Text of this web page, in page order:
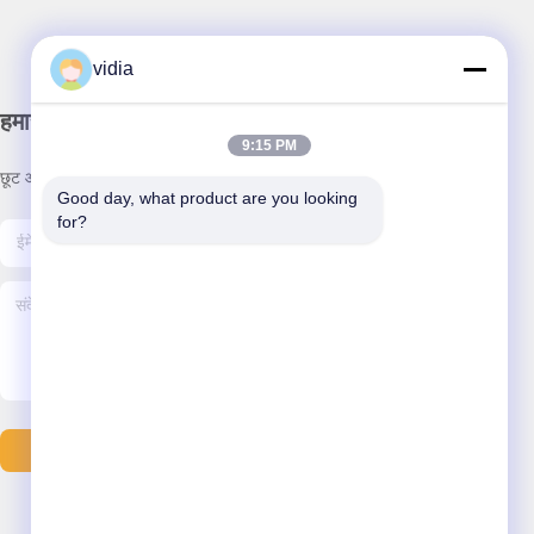
हमारा समाचार पत्र
छूट और अधिक के लिए हमारे न्यूज़लेटर की सदस्यता लें।
vidia
9:15 PM
Good day, what product are you looking
for?